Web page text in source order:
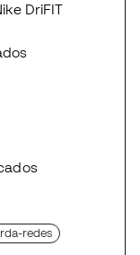
DriFIT
redes